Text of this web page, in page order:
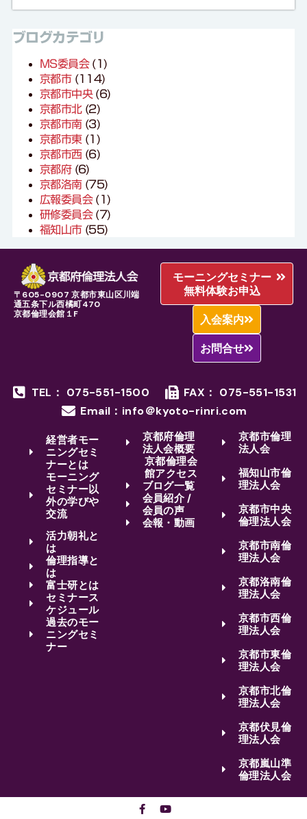
ブログカテゴリ
MS委員会(1)
京都市(114)
京都市中央(6)
京都市北(2)
京都市南(3)
京都市東(1)
京都市西(6)
京都府(6)
京都洛南(75)
広報委員会(1)
研修委員会(7)
福知山市(55)
〒605-0907 京都市東山区川端
通五条下ル西橘町470
京都倫理会館１F
モーニングセミナー
無料体験お申込
入会案内
お問合せ
TEL： 075-551-1500
FAX： 075-551-1531
Email：info＠kyoto-rinri.com
経営者モー
ニングセミ
ナーとは
モーニング
セミナー以
外の学びや
交流
活力朝礼と
は
倫理指導と
は
富士研とは
セミナース
ケジュール
過去のモー
ニングセミ
ナー
京都府倫理
法人会概要
京都倫理会
館アクセス
ブログ一覧
会員紹介 /
会員の声
会報・動画
京都市倫理
法人会
福知山市倫
理法人会
京都市中央
倫理法人会
京都市南倫
理法人会
京都洛南倫
理法人会
京都市西倫
理法人会
京都市東倫
理法人会
京都市北倫
理法人会
京都伏見倫
理法人会
京都嵐山準
倫理法人会